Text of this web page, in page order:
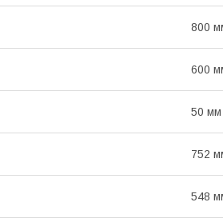
800
600
50 мм
752
548